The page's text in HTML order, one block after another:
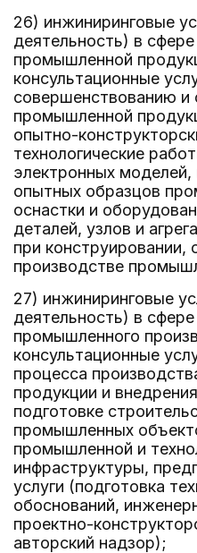
26) инжиниринговые
деятельность) в
промышленной
консультационные
совершенствованию и
промышленной
опытно-
технологические
электронных
опытных образцов
оснастки и
деталей, узлов и
при
производстве
27) инжиниринговые
деятельность) в
промышленного
консультационные
процесса
продукции и
подготовке
промышленных
промышленной и
инфраструктуры,
услуги (подготовка
обоснований,
проектно-
авторский надзор);